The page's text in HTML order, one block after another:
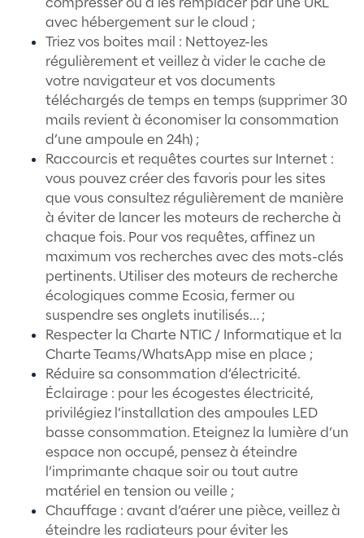
Article 8 : éduquer et former la
quant aux enjeux environnementaux ;
Article 9 : la recherche et
apporter leur concours à la
la mise en valeur de l'environnement ;
Article 10 : la présente Charte inspire
européenne et internationale de la
👉 Ces articles définissent ainsi les
prévention et de précaution.
Principes de la Charte
Afin de rédiger et évaluer notre Charte
Environnementale cela nécessite le
plusieurs éléments :
La réalisation d’un bilan de nos
(bilan carbone, achat responsable,
analyse permet de déterminer plus
les actions adaptées à mettre en
limiter notre impact
L’objectif est d’évaluer la position
année, de lister les actions et